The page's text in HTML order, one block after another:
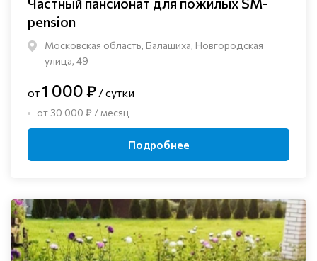
pension
Московская область, Балашиха, Новгородская
улица, 49
от1 000 ₽ / сутки
от 30 000 ₽ / месяц
Подробнее